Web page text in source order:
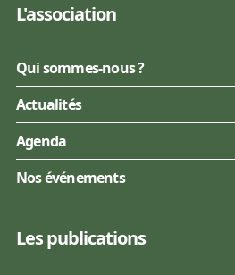
L'association
Qui sommes-nous ?
Actualités
Agenda
Nos événements
Les publications